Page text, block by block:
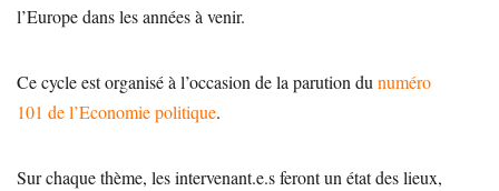
l’Europe dans les années à venir.
Ce cycle est organisé à l’occasion de la parution dunuméro
101 de l’Economie politique.
Sur chaque thème, les intervenant.e.s feront un état des lieux,